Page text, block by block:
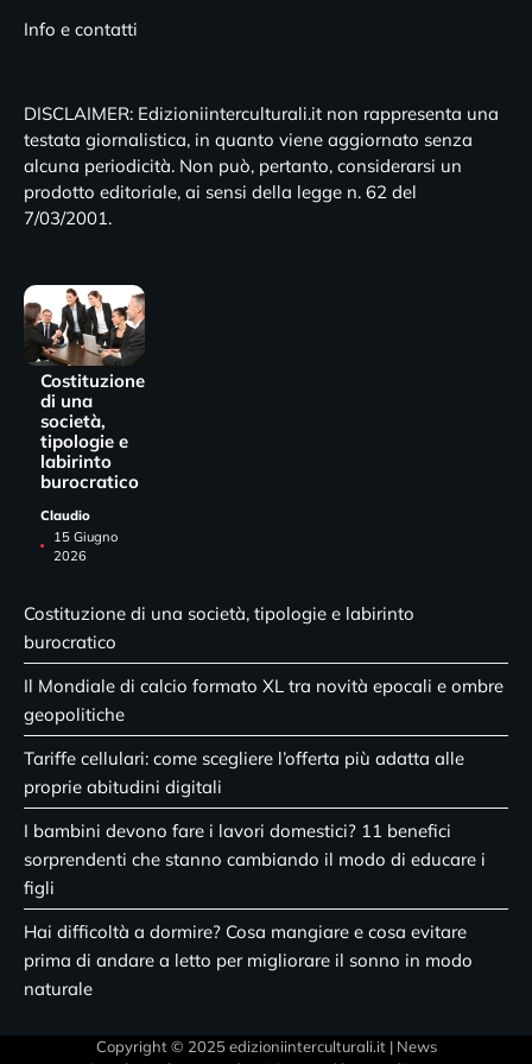
Info e contatti
DISCLAIMER: Edizioniinterculturali.it non rappresenta una
testata giornalistica, in quanto viene aggiornato senza
alcuna periodicità. Non può, pertanto, considerarsi un
prodotto editoriale, ai sensi della legge n. 62 del
7/03/2001.
Costituzione
di una
società,
tipologie e
labirinto
burocratico
Claudio
15 Giugno
2026
Costituzione di una società, tipologie e labirinto
burocratico
Il Mondiale di calcio formato XL tra novità epocali e ombre
geopolitiche
Tariffe cellulari: come scegliere l’offerta più adatta alle
proprie abitudini digitali
I bambini devono fare i lavori domestici? 11 benefici
sorprendenti che stanno cambiando il modo di educare i
figli
Hai difficoltà a dormire? Cosa mangiare e cosa evitare
prima di andare a letto per migliorare il sonno in modo
naturale
Copyright © 2025 edizioniinterculturali.it | News